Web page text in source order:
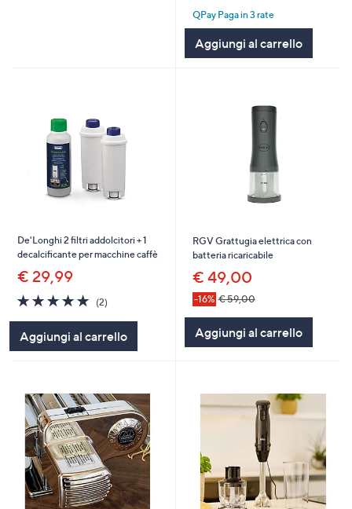
5
Stars
QPay Paga in 3 rate
Aggiungi al carrello
De'Longhi 2 filtri addolcitori + 1
decalcificante per macchine caffè
€ 29,99
5.0
of
Stars
(2)2
Aggiungi al carrello
RGV Grattugia elettrica con
batteria ricaricabile
€ 49,00
-16% € 59,00
Aggiungi al carrello